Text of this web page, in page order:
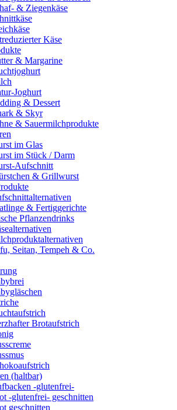
& Ziegenkäse
Käse
& Margarine
Joghurt
& Dessert
& Skyr
& Sauermilchprodukte
im Glas
im Stück / Darm
Aufschnitt
& Grillwurst
& Fertiggerichte
Pflanzendrinks
Seitan, Tempeh & Co.
Brotaufstrich
(haltbar)
-glutenfrei-
-glutenfrei- geschnitten
geschnitten